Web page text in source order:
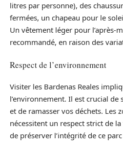
litres par personne), des
fermées, un chapeau pour le
Un vêtement léger pour l’après-
recommandé, en raison des
Respect de l’environnement
Visiter les Bardenas Reales
l’environnement. Il est crucial de
et de ramasser vos déchets. Les
nécessitent un respect strict de
de préserver l’intégrité de ce